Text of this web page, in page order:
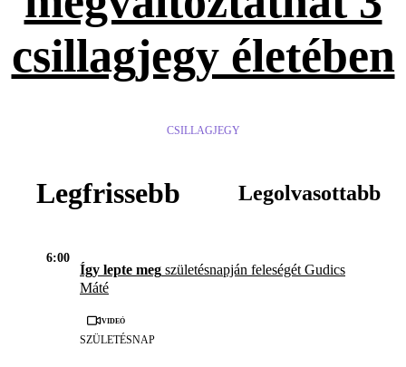
csillagjegy életében
CSILLAGJEGY
Legfrissebb Legolvasottabb
6:00
Így lepte meg születésnapján feleségét Gudics
Máté
Videó
SZÜLETÉSNAP